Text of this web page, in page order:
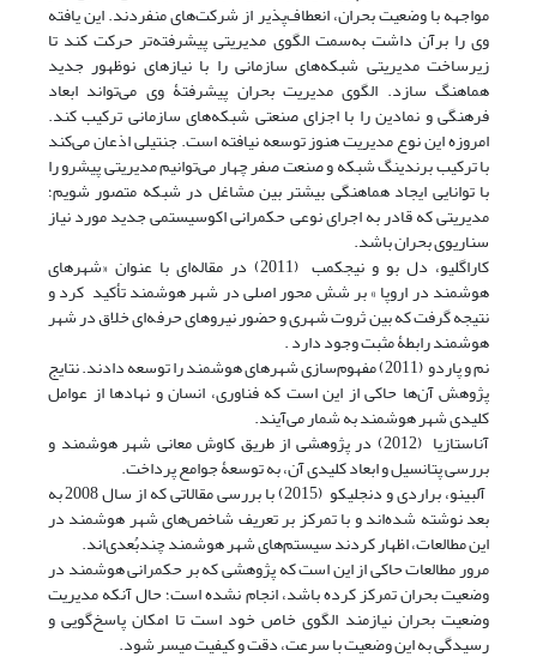
مواجهه با وضعیت بحران، انعطاف‌پذیر از شرکت‌های منفردند. این یافته
وی را برآن داشت به‌سمت الگوی مدیریتی پیشرفته‌تر حرکت کند تا
زیرساخت مدیریتی شبکه‌های سازمانی را با نیازهای نوظهور جدید
هماهنگ سازد. الگوی مدیریت بحران پیشرفتۀ وی می‌تواند ابعاد
فرهنگی و نمادین را با اجزای صنعتی شبکه‌های سازمانی ترکیب کند.
امروزه این نوع مدیریت هنوز توسعه نیافته است. جنتیلی اذعان می‌کند
با ترکیب برندینگ شبکه و صنعت صفر چهار می‌توانیم مدیریتی پیشرو را
با توانایی ایجاد هماهنگی بیشتر بین مشاغل در شبکه متصور شویم؛
مدیریتی که قادر به اجرای نوعی حکمرانی اکوسیستمی جدید مورد نیاز
سناریوی بحران باشد.
کاراگلیو، دل ‌بو و نیجکمب (2011) در مقاله‌ای با عنوان «شهرهای
هوشمند در اروپا » بر شش محور اصلی در شهر هوشمند تأکید کرد و
نتیجه‌ گرفت که بین ثروت شهری و حضور نیروهای حرفه‌ای خلاق در شهر
هوشمند رابطۀ مثبت وجود دارد .
نم و پاردو (2011) مفهوم‌سازی شهرهای هوشمند را توسعه دادند. نتایج
پژوهش آن‌ها حاکی از این است که فناوری، انسان و نهادها از عوامل
کلیدی شهر هوشمند به شمار می‌آیند.
آناستازیا (2012) در پژوهشی از طریق کاوش معانی شهر هوشمند و
بررسی پتانسیل و ابعاد کلیدی آن، به توسعۀ جوامع پرداخت.
آلبینو، براردی و دنجلیکو (2015) با بررسی مقالاتی که از سال 2008 به
بعد نوشته شده‌اند و با تمرکز بر تعریف شاخص‌های شهر هوشمند در
این مطالعات، اظهار کردند سیستم‌های شهر هوشمند چندبُعدی‌اند.
مرور مطالعات حاکی از این است که پژوهشی که بر حکمرانی هوشمند در
وضعیت بحران تمرکز کرده باشد، انجام نشده است؛ حال آنکه مدیریت
وضعیت بحران نیازمند الگوی خاص خود است تا امکان پاسخ‌گویی و
رسیدگی به این وضعیت با سرعت، دقت و کیفیت میسر شود.